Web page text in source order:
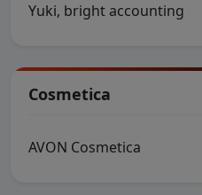
Yuki, bright accounting
Cosmetica
AVON Cosmetica